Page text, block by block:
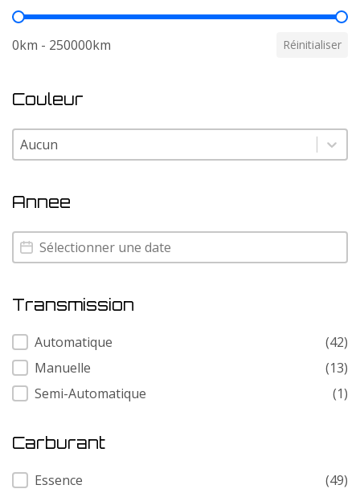
Kilometrage
0km - 250000km Réinitialiser
Couleur
Couleur
Couleur
Annee
Annee
Annee
Transmission
Transmission
Automatique
(42)
Manuelle
(13)
Semi-Automatique
(1)
Carburant
Carburant
Essence
(49)